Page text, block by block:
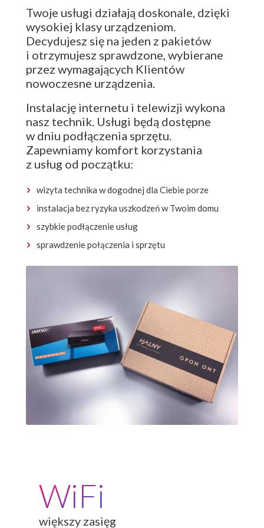
Twoje usługi działają doskonale, dzięki
wysokiej klasy urządzeniom.
Decydujesz się na jeden z pakietów
i otrzymujesz sprawdzone, wybierane
przez wymagających Klientów
nowoczesne urządzenia.
Instalację internetu i telewizji wykona
nasz technik. Usługi będą dostępne
w dniu podłączenia sprzętu.
Zapewniamy komfort korzystania
z usług od początku:
wizyta technika w dogodnej dla Ciebie porze
instalacja bez ryzyka uszkodzeń w Twoim domu
szybkie podłączenie usług
sprawdzenie połączenia i sprzętu
WiFi
większy zasięg